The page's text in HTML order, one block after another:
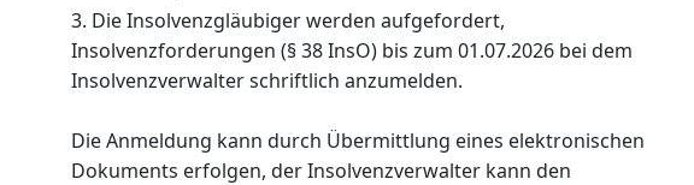
3. Die Insolvenzgläubiger werden aufgefordert,
Insolvenzforderungen (§ 38 InsO) bis zum 01.07.2026 bei dem
Insolvenzverwalter schriftlich anzumelden.
Die Anmeldung kann durch Übermittlung eines elektronischen
Dokuments erfolgen, der Insolvenzverwalter kann den